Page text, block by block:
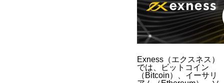
Exness（エクスネス）
では、ビットコイン
（Bitcoin）、イーサリ